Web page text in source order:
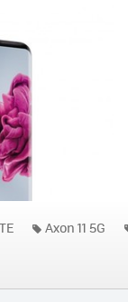
Axon 11 5G